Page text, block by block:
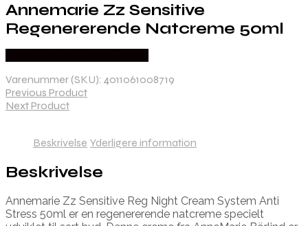
Annemarie Zz Sensitive
Regenererende Natcreme 50ml
Varenummer (SKU): 4011061008719
Previous Product
Next Product
Beskrivelse Yderligere information
Beskrivelse
Annemarie Zz Sensitive Reg Night Cream System Anti
Stress 50ml er en regenererende natcreme specielt